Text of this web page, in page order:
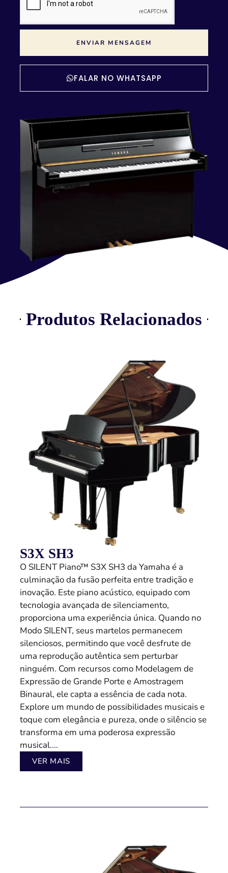
ENVIAR MENSAGEM
FALAR NO WHATSAPP
Produtos Relacionados
S3X SH3
O SILENT Piano™ S3X SH3 da Yamaha é a
culminação da fusão perfeita entre tradição e
inovação. Este piano acústico, equipado com
tecnologia avançada de silenciamento,
proporciona uma experiência única. Quando no
Modo SILENT, seus martelos permanecem
silenciosos, permitindo que você desfrute de
uma reprodução autêntica sem perturbar
ninguém. Com recursos como Modelagem de
Expressão de Grande Porte e Amostragem
Binaural, ele capta a essência de cada nota.
Explore um mundo de possibilidades musicais e
toque com elegância e pureza, onde o silêncio se
transforma em uma poderosa expressão
musical....
VER MAIS